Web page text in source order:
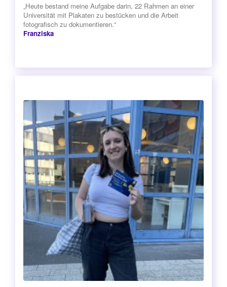
„Heute bestand meine Aufgabe darin, 22 Rahmen an einer
Universität mit Plakaten zu bestücken und die Arbeit
fotografisch zu dokumentieren.“
Franziska